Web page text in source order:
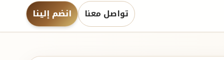
تواصل معنا انضم إلينا